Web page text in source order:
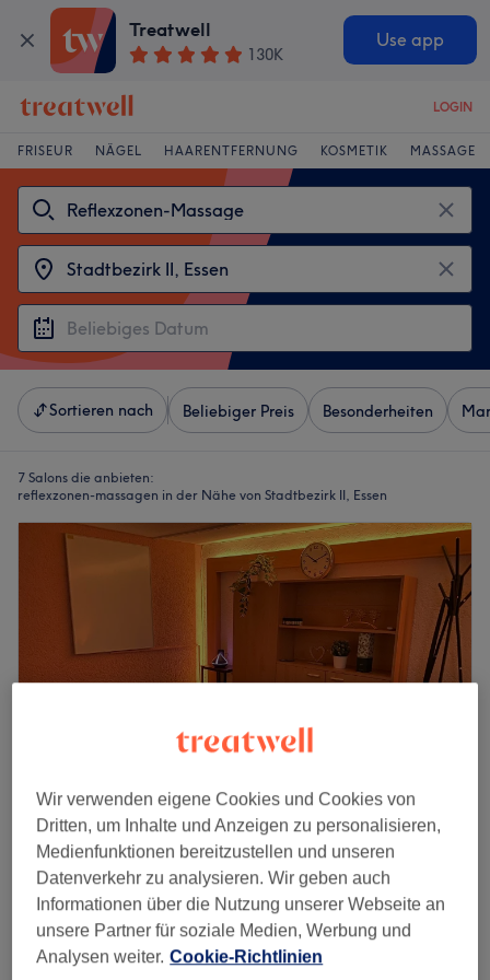
Treatwell
130K
Use app
LOGIN
FRISEUR NÄGEL HAARENTFERNUNG KOSMETIK MASSAGE
Sortieren nach Beliebiger Preis Besonderheiten
7 Salons die anbieten:
reflexzonen-massagen in der Nähe von Stadtbezirk II, Essen
Melody Wellness Studio
4,8
361 Bewertungen
Rüttenscheid, Essen
Auf Karte anzeigen
Fußreflexzonenmassage (inkl. Rose Fußbad)
30 Min. - 50 Min.
ab
Schnellansicht Saloninfos
Wir verwenden eigene Cookies und Cookies von
Dritten, um Inhalte und Anzeigen zu personalisieren,
Medienfunktionen bereitzustellen und unseren
Datenverkehr zu analysieren. Wir geben auch
Informationen über die Nutzung unserer Webseite an
unsere Partner für soziale Medien, Werbung und
Analysen weiter. Cookie-Richtlinien